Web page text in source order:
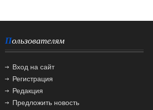
Пользователям
Вход на сайт
Регистрация
Редакция
Предложить новость